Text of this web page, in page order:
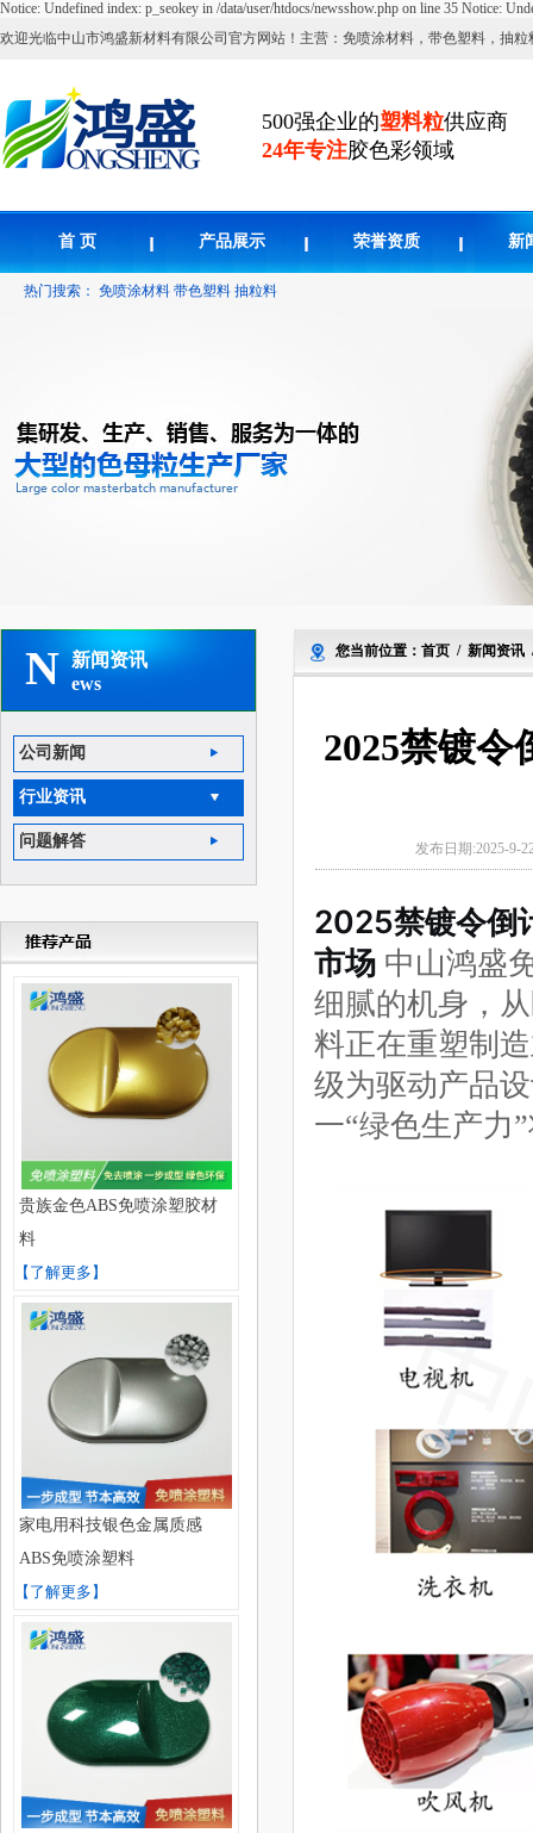
Notice: Undefined index: p_seokey in /data/user/htdocs/newsshow.php on line 35 Notice:
欢迎光临中山市鸿盛新材料有限公司官方网站！主营：免喷涂材料，带色塑料，抽粒
500强企业的塑料粒供应商
24年专注胶色彩领域
首 页 产品展示 荣誉资质 新
热门搜索： 免喷涂材料 带色塑料 抽粒料
N
新闻资讯
ews
公司新闻
行业资讯
问题解答
贵族金色ABS免喷涂塑胶材
料
【了解更多】
家电用科技银色金属质感
ABS免喷涂塑料
【了解更多】
您当前位置： 首页 / 新闻资讯
2025禁镀
发布日期:2025-9-
2025禁镀令倒
市场 中山鸿盛
细腻的机身，
料正在重塑制
级为驱动产品
一“绿色生产力